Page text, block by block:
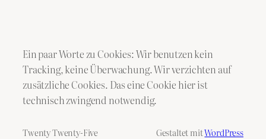
Ein paar Worte zu Cookies: Wir benutzen kein
Tracking, keine Überwachung. Wir verzichten auf
zusätzliche Cookies. Das eine Cookie hier ist
technisch zwingend notwendig.
Twenty Twenty-Five Gestaltet mitWordPress